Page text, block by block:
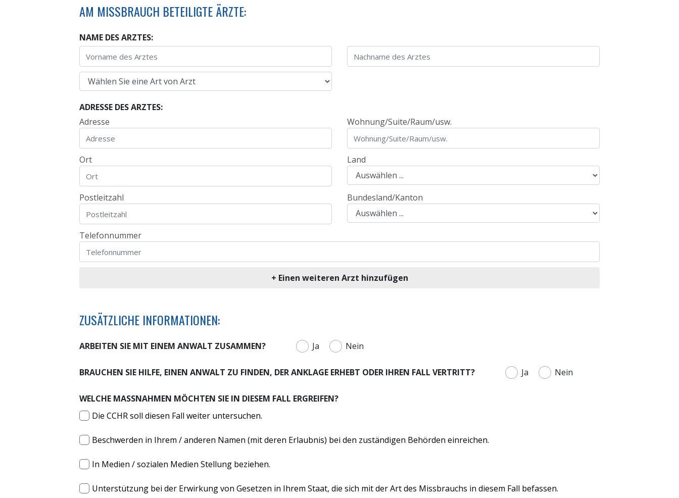
AM MISSBRAUCH BETEILIGTE ÄRZTE:
NAME DES ARZTES:
ADRESSE DES ARZTES:
Adresse
Wohnung/Suite/Raum/usw.
Ort Land
Postleitzahl Bundesland/Kanton
Telefonnummer
+ Einen weiteren Arzt hinzufügen
ZUSÄTZLICHE INFORMATIONEN:
ARBEITEN SIE MIT EINEM ANWALT ZUSAMMEN? Ja Nein
BRAUCHEN SIE HILFE, EINEN ANWALT ZU FINDEN, DER ANKLAGE ERHEBT ODER IHREN FALL VERTRITT? Ja Nein
WELCHE MASSNAHMEN MÖCHTEN SIE IN DIESEM FALL ERGREIFEN?
Die CCHR soll diesen Fall weiter untersuchen.
Beschwerden in Ihrem / anderen Namen (mit deren Erlaubnis) bei den zuständigen Behörden einreichen.
In Medien / sozialen Medien Stellung beziehen.
Unterstützung bei der Erwirkung von Gesetzen in Ihrem Staat, die sich mit der Art des Missbrauchs in diesem Fall befassen.